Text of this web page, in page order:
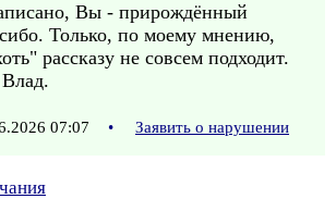
Вы - прирождённый
Только, по моему мнению,
рассказу не совсем подходит.
07:07 • Заявить о нарушении